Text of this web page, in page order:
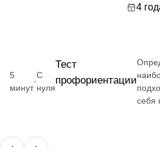
4
5
минут
·
С
нуля
Тест
профориентации
себя